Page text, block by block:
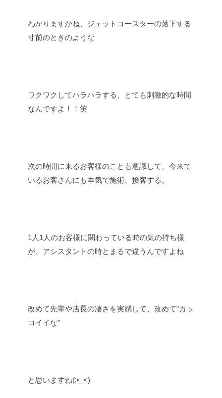
わかりますかね、ジェットコースターの落下する
寸前のときのような
ワクワクしてハラハラする、とても刺激的な時間
なんですよ！！笑
次の時間に来るお客様のことも意識して、今来て
いるお客さんにも本気で施術、接客する。
1人1人のお客様に関わっている時の気の持ち様
が、アシスタントの時とまるで違うんですよね
改めて先輩や店長の凄さを実感して、改めて”カッ
コイイな”
と思いますね(>_<)